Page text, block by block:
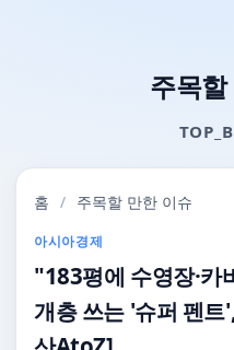
주목할
홈 / 주목할 만한 이슈
아시아경제
"183평에 수영장·
개층 쓰는 '슈퍼 펜